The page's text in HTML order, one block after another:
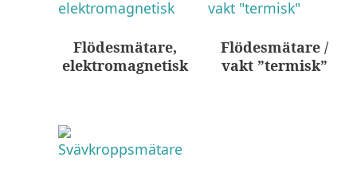
Flödesmätare,
elektromagnetisk
Flödesmätare /
vakt ”termisk”